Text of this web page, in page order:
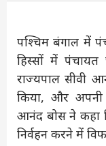
पश्चिम बंगाल में
हिस्सों में
राज्यपाल सीवी
किया, और अपनी
आनंद बोस ने कहा
निर्वहन करने में